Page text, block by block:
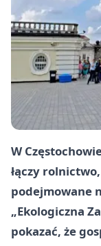
W
łączy
podejmowane
„Ekologiczna
pokazać, że